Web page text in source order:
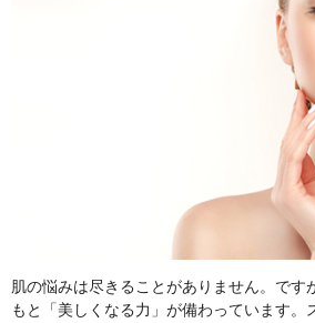
肌の悩みは尽きることがありません。です
もと「美しくなる力」が備わっています。